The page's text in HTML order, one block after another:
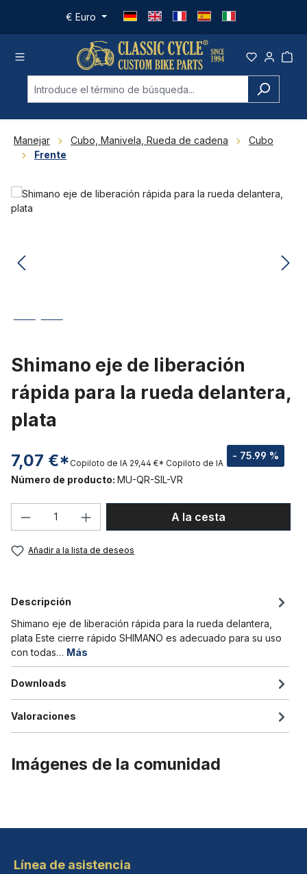
Saltar al contenido principal
€ Euro
Manejar Cubo, Manivela, Rueda de cadena
Cubo
Frente
Omitir galería de imágenes
Shimano eje de liberación
rápida para la rueda delantera,
plata
7,07 €* - 75.99 %
Copiloto de IA 29,44 €* Copiloto de IA
Número de producto: MU-QR-SIL-VR
Cantidad del producto: introduce la
A la cesta
Añadir a la lista de deseos
Descripción
Shimano eje de liberación rápida para la rueda delantera,
plata Este cierre rápido SHIMANO es adecuado para su uso
con todas… Más
Downloads
Valoraciones
Imágenes de la comunidad
Línea de asistencia